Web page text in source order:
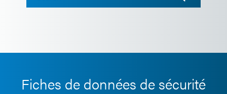
Fiches de données de sécurité